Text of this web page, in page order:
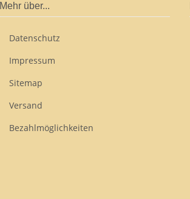
Mehr über...
Datenschutz
Impressum
Sitemap
Versand
Bezahlmöglichkeiten